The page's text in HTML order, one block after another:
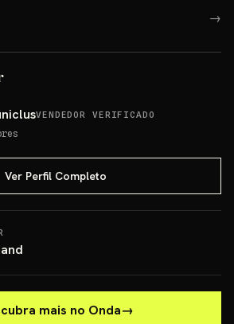
→
VENDEDOR VERIFICADO
Ver Perfil Completo
mais no Onda→